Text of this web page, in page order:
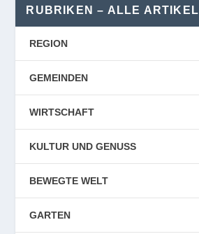
RUBRIKEN – ALLE ARTIKEL
REGION
GEMEINDEN
WIRTSCHAFT
KULTUR UND GENUSS
BEWEGTE WELT
GARTEN